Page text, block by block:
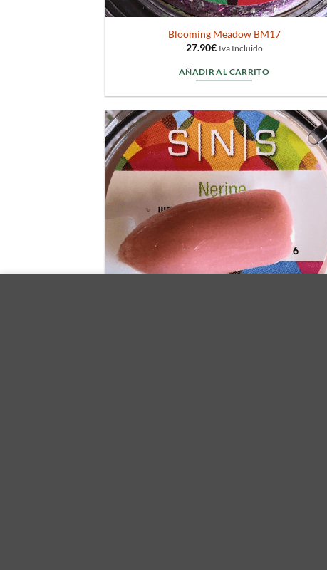
Blooming Meadow BM17
27.90€ Iva Incluido
AÑADIR AL CARRITO